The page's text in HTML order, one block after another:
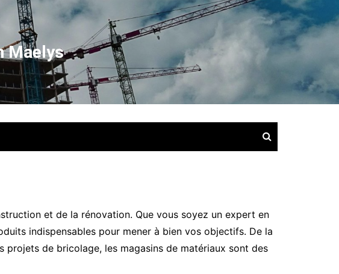
Maelys
et de la rénovation. Que vous soyez un expert en
indispensables pour mener à bien vos objectifs. De la
projets de bricolage, les magasins de matériaux sont des